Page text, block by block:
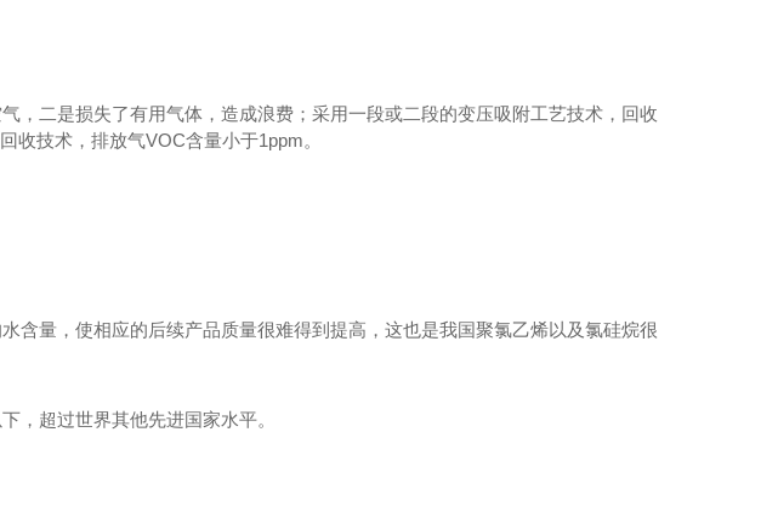
，二是损失了有用气体，造成浪费；采用一段或二段的变压吸附工艺技术，回收
收技术，排放气VOC含量小于1ppm。
含量，使相应的后续产品质量很难得到提高，这也是我国聚氯乙烯以及氯硅烷很
下，超过世界其他先进国家水平。